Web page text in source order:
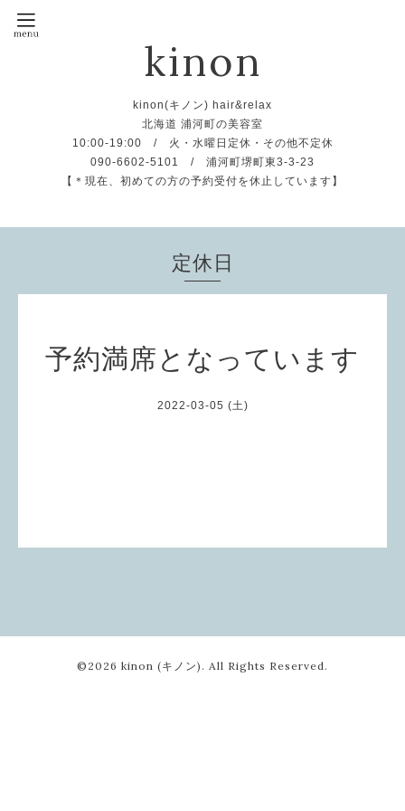
kinon
kinon(キノン) hair&relax
北海道 浦河町の美容室
10:00-19:00 / 火・水曜日定休・その他不定休
090-6602-5101 / 浦河町堺町東3-3-23
【＊現在、初めての方の予約受付を休止しています】
定休日
予約満席となっています
2022-03-05 (土)
©2026 kinon (キノン) . All Rights Reserved.